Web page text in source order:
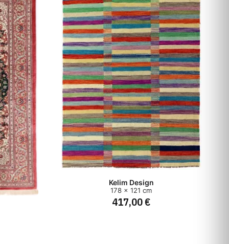
Kelim Design
178 x 121 cm
417,00 €